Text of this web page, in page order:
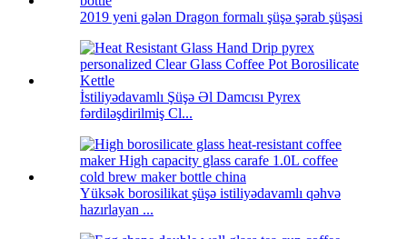
2019 yeni gələn Dragon formalı şüşə şərab şüşəsi
İstiliyədavamlı Şüşə Əl Damcısı Pyrex
fərdiləşdirilmiş Cl...
Yüksək borosilikat şüşə istiliyədavamlı qəhvə
hazırlayan ...